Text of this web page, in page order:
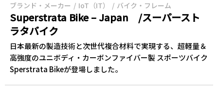
ブランド・メーカー IoT（IT） バイク・フレーム
Superstrata Bike – Japan /スーパースト
ラタバイク
日本最新の製造技術と次世代複合材料で実現する、超軽量＆
高強度のユニボディ・カーボンファイバー製 スポーツバイク
Sperstrata Bikeが登場しました。